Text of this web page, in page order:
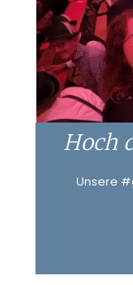
Hoch
Unsere